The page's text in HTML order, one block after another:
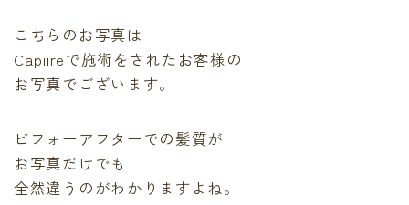
こちらのお写真は
Capiireで施術をされたお客様の
お写真でございます。
ビフォーアフターでの髪質が
お写真だけでも
全然違うのがわかりますよね。